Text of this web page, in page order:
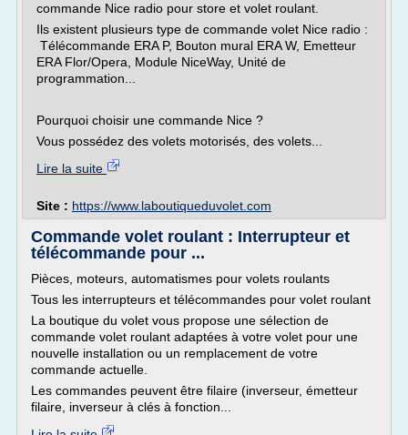
commande Nice radio pour store et volet roulant.
Ils existent plusieurs type de commande volet Nice radio :
Télécommande ERA P, Bouton mural ERA W, Emetteur
ERA Flor/Opera, Module NiceWay, Unité de
programmation...
Pourquoi choisir une commande Nice ?
Vous possédez des volets motorisés, des volets...
Lire la suite
Site : https://www.laboutiqueduvolet.com
Commande volet roulant : Interrupteur et
télécommande pour ...
Pièces, moteurs, automatismes pour volets roulants
Tous les interrupteurs et télécommandes pour volet roulant
La boutique du volet vous propose une sélection de
commande volet roulant adaptées à votre volet pour une
nouvelle installation ou un remplacement de votre
commande actuelle.
Les commandes peuvent être filaire (inverseur, émetteur
filaire, inverseur à clés à fonction...